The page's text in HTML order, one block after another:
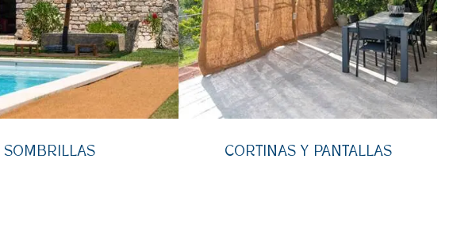
SOMBRILLAS CORTINAS Y PANTALLAS